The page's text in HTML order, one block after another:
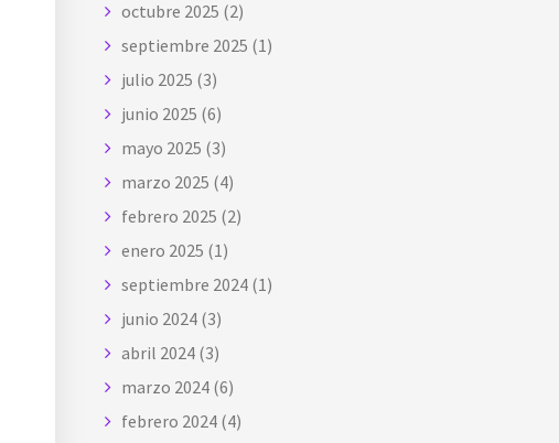
octubre 2025 (2)
septiembre 2025 (1)
julio 2025 (3)
junio 2025 (6)
mayo 2025 (3)
marzo 2025 (4)
febrero 2025 (2)
enero 2025 (1)
septiembre 2024 (1)
junio 2024 (3)
abril 2024 (3)
marzo 2024 (6)
febrero 2024 (4)